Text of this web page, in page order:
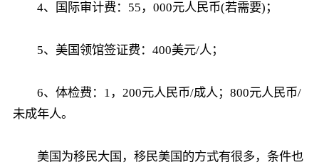
4、国际审计费：55，000元人民币(若需要)；
5、美国领馆签证费：400美元/人；
6、体检费：1，200元人民币/成人；800元人民币/
未成年人。
美国为移民大国，移民美国的方式有很多，条件也